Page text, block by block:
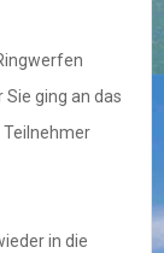
ging an das
Teilnehmer
in die